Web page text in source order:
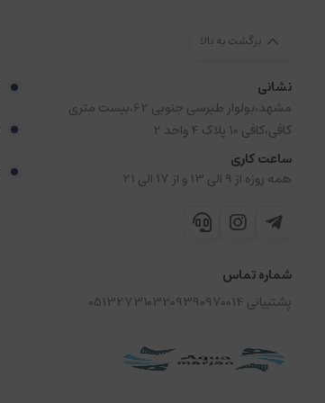
برگشت به بالا
نشانی
مشهد،بولوار طبرسی جنوبی 62،بیست متری
کافی،کافی 10 پلاک 4 واحد 2
ساعت کاری
همه روزه از 9 الی 13 و از 17 الی 21
شماره تماس
پشتیبانی 09390970014
05132731032